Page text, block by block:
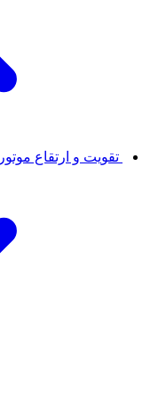
تقویت و ارتقاع موتور